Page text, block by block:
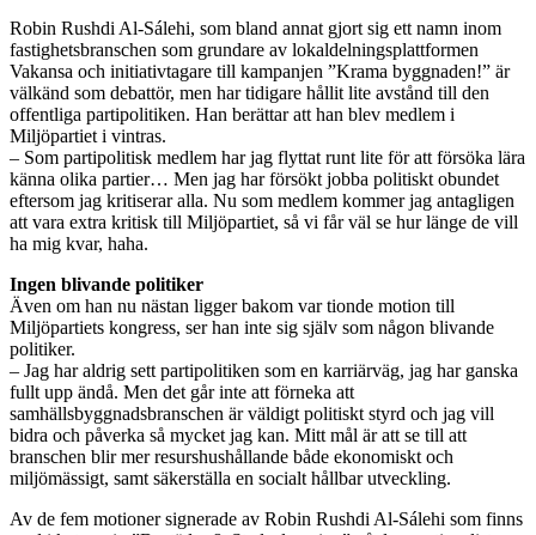
Robin Rushdi Al-Sálehi, som bland annat gjort sig ett namn inom
fastighetsbranschen som grundare av lokaldelningsplattformen
Vakansa och initiativtagare till kampanjen ”Krama byggnaden!” är
välkänd som debattör, men har tidigare hållit lite avstånd till den
offentliga partipolitiken. Han berättar att han blev medlem i
Miljöpartiet i vintras.
– Som partipolitisk medlem har jag flyttat runt lite för att försöka lära
känna olika partier… Men jag har försökt jobba politiskt obundet
eftersom jag kritiserar alla. Nu som medlem kommer jag antagligen
att vara extra kritisk till Miljöpartiet, så vi får väl se hur länge de vill
ha mig kvar, haha.
Ingen blivande politiker
Även om han nu nästan ligger bakom var tionde motion till
Miljöpartiets kongress, ser han inte sig själv som någon blivande
politiker.
– Jag har aldrig sett partipolitiken som en karriärväg, jag har ganska
fullt upp ändå. Men det går inte att förneka att
samhällsbyggnadsbranschen är väldigt politiskt styrd och jag vill
bidra och påverka så mycket jag kan. Mitt mål är att se till att
branschen blir mer resurshushållande både ekonomiskt och
miljömässigt, samt säkerställa en socialt hållbar utveckling.
Av de fem motioner signerade av Robin Rushdi Al-Sálehi som finns